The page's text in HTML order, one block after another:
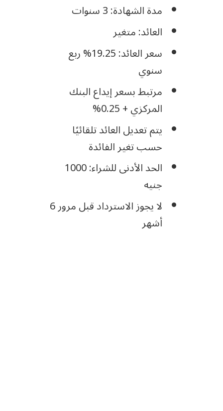
مدة الشهادة: 3 سنوات
العائد: متغير
سعر العائد: 19.25% ربع
سنوي
مرتبط بسعر إيداع البنك
المركزي + 0.25%
يتم تعديل العائد تلقائيًا
حسب تغير الفائدة
الحد الأدنى للشراء: 1000
جنيه
لا يجوز الاسترداد قبل مرور 6
أشهر